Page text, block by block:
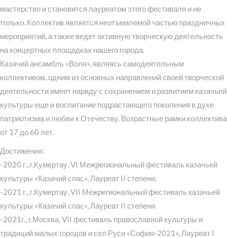
мастерство и становится лауреатом этого фестиваля и не
только. Коллектив является неотъемлемой частью праздничных
мероприятий, а также ведет активную творческую деятельность
на концертных площадках нашего города.
Казачий ансамбль «Воля», являясь самодеятельным
коллективом, одним из основных направлений своей творческой
деятельности имеет наряду с сохранением и развитием казачьей
культуры еще и воспитание подрастающего поколения в духе
патриотизма и любви к Отечеству. Возрастные рамки коллектива
от 17 до 60 лет.
Достижения:
-2020 г., г.Кумертау, VI Межрегиональный фестиваль казачьей
культуры «Казачий спас», Лауреат II степени.
-2021 г., г.Кумертау, VII Межрегиональный фестиваль казачьей
культуры «Казачий спас», Лауреат II степени.
-2021г., г.Москва, VII фестиваль православной культуры и
традиций малых городов и сел Руси «София-2021», Лауреат I